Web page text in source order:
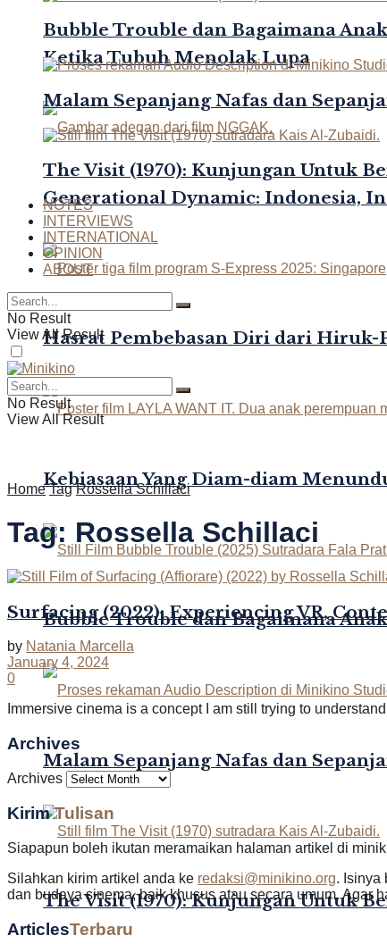
Ketika Tubuh Menolak Lupa
Generational Dynamic: Indonesia,
Hasrat Pembebasan Diri dari Hiruk-
Kebiasaan Yang Diam-diam
Bubble Trouble dan Bagaimana
Malam Sepanjang Nafas dan
The Visit (1970): Kunjungan Untuk
Bubble Trouble dan Bagaimana
Malam Sepanjang Nafas dan
The Visit (1970): Kunjungan Untuk
NOTES
INTERVIEWS
INTERNATIONAL
OPINION
ABOUT
No Result
View All Result
No Result
View All Result
Home Tag Rossella Schillaci
Tag: Rossella Schillaci
Surfacing (2022): Experiencing VR,
by Natania Marcella
January 4, 2024
0
Immersive cinema is a concept I am still trying to
Archives
Archives
KirimTulisan
Siapapun boleh ikutan meramaikan halaman artikel di
Silahkan kirim artikel anda ke redaksi@minikino.org. Isinya
dan budaya sinema, baik khusus atau secara umum. Agar
ArticlesTerbaru